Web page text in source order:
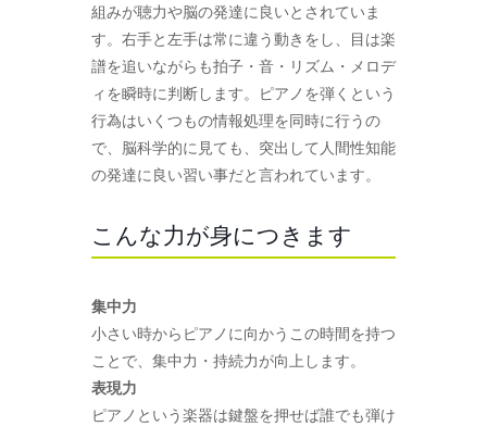
組みが聴力や脳の発達に良いとされていま
す。右手と左手は常に違う動きをし、目は楽
譜を追いながらも拍子・音・リズム・メロデ
ィを瞬時に判断します。ピアノを弾くという
行為はいくつもの情報処理を同時に行うの
で、脳科学的に見ても、突出して人間性知能
の発達に良い習い事だと言われています。
こんな力が身につきます
集中力
小さい時からピアノに向かうこの時間を持つ
ことで、集中力・持続力が向上します。
表現力
ピアノという楽器は鍵盤を押せば誰でも弾け